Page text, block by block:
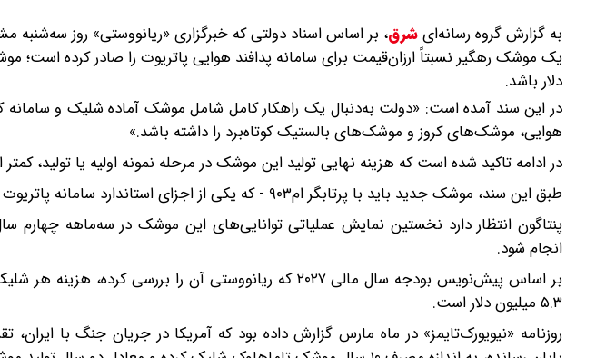
به گزارش گروه رسانه‌ایشرق، بر اساس اسناد دولتی که خبرگزاری «ریانووستی» روز سه‌شنبه
یک موشک رهگیر نسبتاً ارزان‌قیمت برای سامانه پدافند هوایی پاتریوت را صادر کرده است؛
دلار باشد.
در این سند آمده است: «دولت به‌دنبال یک راهکار کامل شامل موشک آماده شلیک و سامانه
هوایی، موشک‌های کروز و موشک‌های بالستیک کوتاه‌برد را داشته باشد.»
در ادامه تاکید شده است که هزینه نهایی تولید این موشک در مرحله نمونه اولیه یا تولید، کمتر
طبق این سند، موشک جدید باید با پرتابگر ام۹۰۳ - که یکی از اجزای استاندارد سامانه پاتریوت است - سازگار باشد.
انجام شود.
بر اساس پیش‌نویس بودجه سال مالی ۲۰۲۷ که ریانووستی آن را
۵.۳ میلیون دلار است.
روزنامه «نیویورک‌تایمز» در ماه مارس گزارش داده بود که آمریکا در جریان جنگ با ایران،